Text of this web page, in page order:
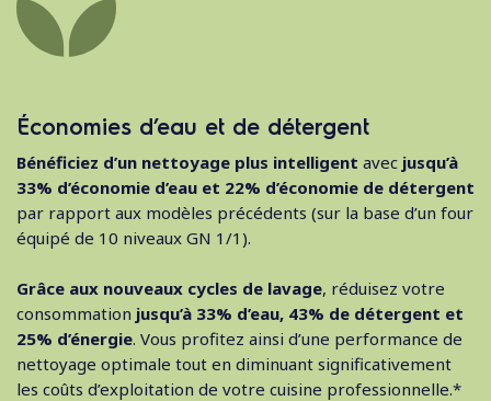
Économies d’eau et de détergent
Bénéficiez d’un nettoyage plus intelligent avec jusqu’à
33% d’économie d’eau et 22% d’économie de détergent
par rapport aux modèles précédents (sur la base d’un four
équipé de 10 niveaux GN 1/1).
Grâce aux nouveaux cycles de lavage, réduisez votre
consommation jusqu’à 33% d’eau, 43% de détergent et
25% d’énergie. Vous profitez ainsi d’une performance de
nettoyage optimale tout en diminuant significativement
les coûts d’exploitation de votre cuisine professionnelle.*